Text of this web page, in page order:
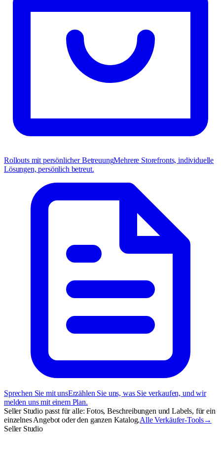
Rollouts mit persönlicher BetreuungMehrere Storefronts, individuelle
Lösungen, persönlich betreut.
Sprechen Sie mit unsErzählen Sie uns, was Sie verkaufen, und wir
melden uns mit einem Plan.
Seller Studio passt für alle: Fotos, Beschreibungen und Labels, für ein
einzelnes Angebot oder den ganzen Katalog.Alle Verkäufer-Tools→
Seller Studio